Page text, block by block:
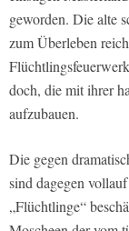
geworden. Die alte
zum Überleben
doch, die mit ihrer
aufzubauen.
Die gegen
sind dagegen
„Flüchtlinge“